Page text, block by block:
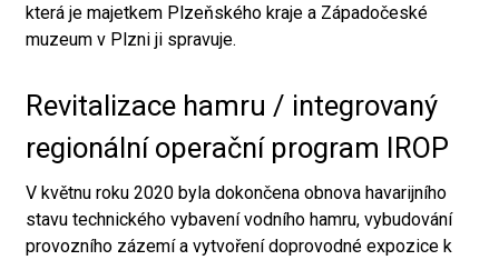
která je majetkem Plzeňského kraje a Západočeské
muzeum v Plzni ji spravuje.
Revitalizace hamru / integrovaný
regionální operační program IROP
V květnu roku 2020 byla dokončena obnova havarijního
stavu technického vybavení vodního hamru, vybudování
provozního zázemí a vytvoření doprovodné expozice k